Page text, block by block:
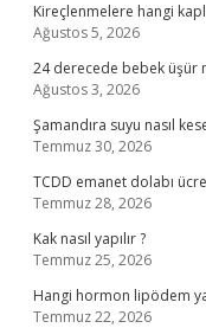
Kireçlenmelere hangi
Ağustos 5, 2026
24 derecede bebek üşür
Ağustos 3, 2026
Şamandıra suyu nasıl
Temmuz 30, 2026
TCDD emanet dolabı
Temmuz 28, 2026
Kak nasıl yapılır ?
Temmuz 25, 2026
Hangi hormon lipödem
Temmuz 22, 2026